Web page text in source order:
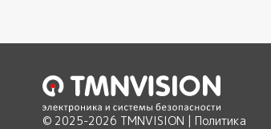
© 2025-2026 TMNVISION | Политика